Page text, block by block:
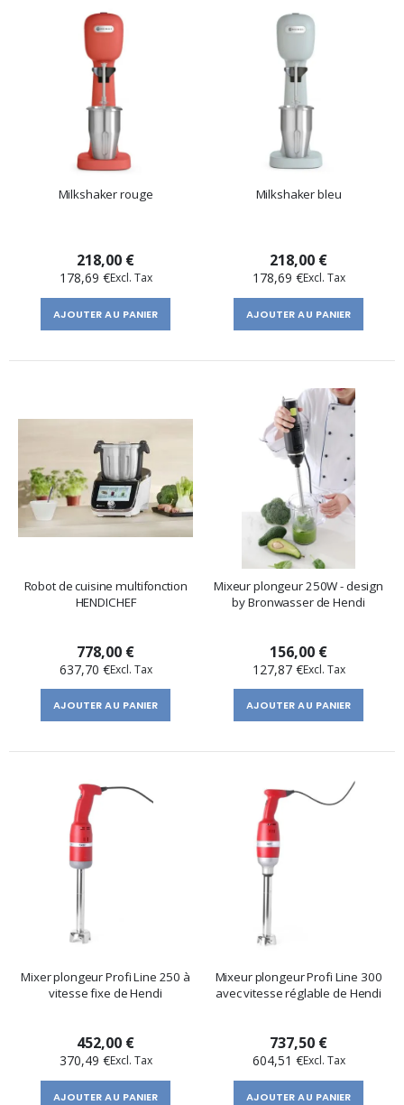
Milkshaker rouge
218,00 €
178,69 €
AJOUTER AU PANIER
Milkshaker bleu
218,00 €
178,69 €
AJOUTER AU PANIER
Robot de cuisine multifonction
HENDICHEF
778,00 €
637,70 €
AJOUTER AU PANIER
Mixeur plongeur 250W - design
by Bronwasser de Hendi
156,00 €
127,87 €
AJOUTER AU PANIER
Mixer plongeur Profi Line 250 à
vitesse fixe de Hendi
452,00 €
370,49 €
AJOUTER AU PANIER
Mixeur plongeur Profi Line 300
avec vitesse réglable de Hendi
737,50 €
604,51 €
AJOUTER AU PANIER